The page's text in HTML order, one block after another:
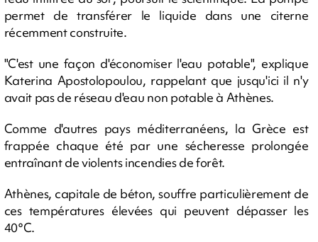
permet de transférer le liquide dans une citerne
récemment construite.
"C'est une façon d'économiser l'eau potable", explique
Katerina Apostolopoulou, rappelant que jusqu'ici il n'y
avait pas de réseau d'eau non potable à Athènes.
Comme d'autres pays méditerranéens, la Grèce est
frappée chaque été par une sécheresse prolongée
entraînant de violents incendies de forêt.
Athènes, capitale de béton, souffre particulièrement de
ces températures élevées qui peuvent dépasser les
40°C.